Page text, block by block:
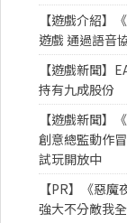
【遊戲介紹】
遊戲 通過語音
【遊戲新聞】
持有九成股份
【遊戲新聞】
創意總監動作
試玩開放中
【PR】《惡
強大不分敵我